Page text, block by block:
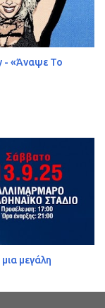
- «Άναψε Το
μεγάλη